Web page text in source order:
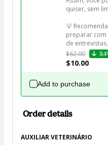
quiser, sem
💡
preparar com
de entrevistas.
$62.00
$10.00
Add to purchase
Order details
AUXILIAR VETERINÁRIO